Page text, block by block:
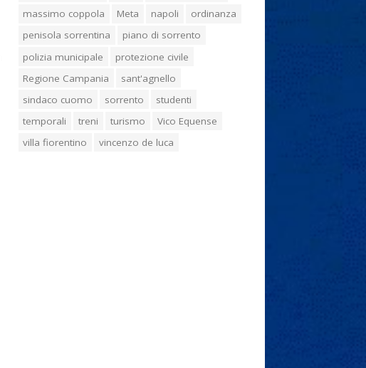
massimo coppola
Meta napoli
ordinanza
penisola sorrentina
piano di sorrento
polizia municipale
protezione civile
Regione Campania
sant'agnello
sindaco cuomo
sorrento
studenti
temporali
treni turismo
Vico Equense
villa fiorentino
vincenzo de luca